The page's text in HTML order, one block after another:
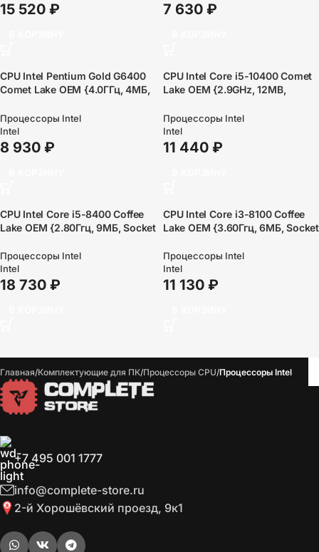
15 520 ₽ 7 630 ₽
CPU Intel Pentium Gold G6400
Comet Lake OEM {4.0ГГц, 4МБ,
Процессоры Intel
Intel
8 930 ₽
CPU Intel Core i5-10400 Comet
Lake OEM {2.9GHz, 12MB,
CM8070104282718/CM8070104
290715SRH3C}
Процессоры Intel
Intel
11 440 ₽
CPU Intel Core i5-8400 Coffee
Lake OEM {2.80Ггц, 9МБ, Socket
Процессоры Intel
Intel
18 730 ₽
CPU Intel Core i3-8100 Coffee
Lake OEM {3.60Ггц, 6МБ, Socket
Процессоры Intel
Intel
11 130 ₽
Главная Комплектующие для ПК Процессоры CPU Процессоры Intel
+7 495 001 1777
info@complete-store.ru
2-й Хорошёвский проезд, 9к1